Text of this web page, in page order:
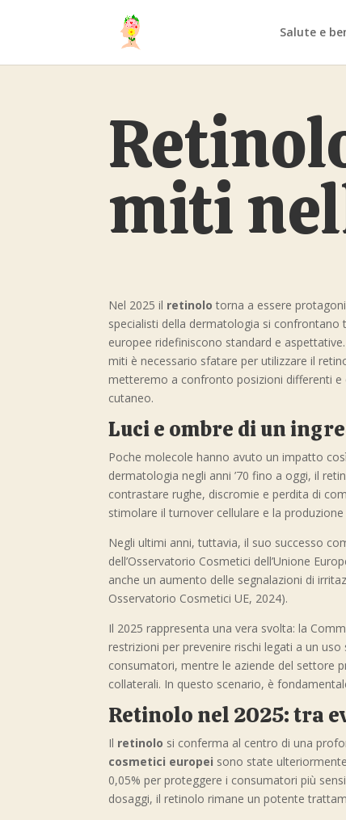
Salute e
miti
Nel 2025 il retinolo torna a essere
specialisti della dermatologia si confrontano
europee ridefiniscono standard e
miti è necessario sfatare per utilizzare il
metteremo a confronto posizioni differenti e
cutaneo.
Luci e ombre di un
Poche molecole hanno avuto un impatto
dermatologia negli anni ’70 fino a oggi, il
contrastare rughe, discromie e perdita di
stimolare il turnover cellulare e la produzione
Negli ultimi anni, tuttavia, il suo successo
dell’Osservatorio Cosmetici dell’Unione
anche un aumento delle segnalazioni di
Osservatorio Cosmetici UE, 2024).
Il 2025 rappresenta una vera svolta: la
restrizioni per prevenire rischi legati a un
consumatori, mentre le aziende del settore
collaterali. In questo scenario, è
Retinolo nel 2025: tra
Il retinolo si conferma al centro di una
cosmetici europei sono state
0,05% per proteggere i consumatori più
dosaggi, il retinolo rimane un potente